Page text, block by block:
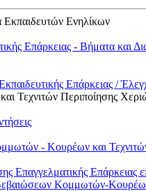
Εκπαιδευτών Ενηλίκων
Επάρκειας - Βήματα και
Επάρκειας /
Τεχνιτών Περιποίησης
- Κουρέων και
Επαγγελματικής
Κομμωτών-